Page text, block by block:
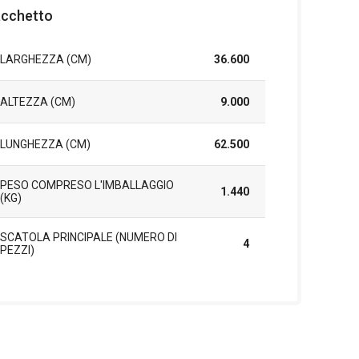
LARGHEZZA (CM) 36.600
ALTEZZA (CM) 9.000
LUNGHEZZA (CM) 62.500
PESO COMPRESO L'IMBALLAGGIO
(KG)
1.440
SCATOLA PRINCIPALE (NUMERO DI
PEZZI)
4